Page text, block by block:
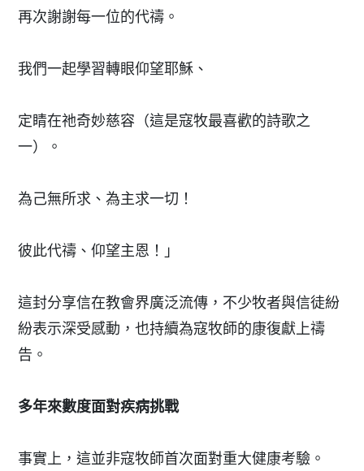
再次謝謝每一位的代禱。
我們一起學習轉眼仰望耶穌、
定睛在祂奇妙慈容（這是寇牧最喜歡的詩歌之
一）。
為己無所求、為主求一切！
彼此代禱、仰望主恩！」
這封分享信在教會界廣泛流傳，不少牧者與信徒紛
紛表示深受感動，也持續為寇牧師的康復獻上禱
告。
多年來數度面對疾病挑戰
事實上，這並非寇牧師首次面對重大健康考驗。